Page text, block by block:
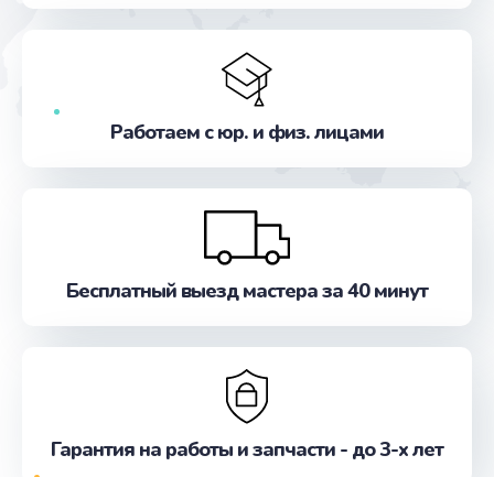
Заказать
Замена микросхемы GPS
Ремонт антенны
от 880 руб.
Ремонт задней крышки
Заказать
Ремонт камеры
Работаем с юр. и физ. лицами
Бесплатный выезд мастера за 40 минут
Гарантия на работы и запчасти - до 3-х лет